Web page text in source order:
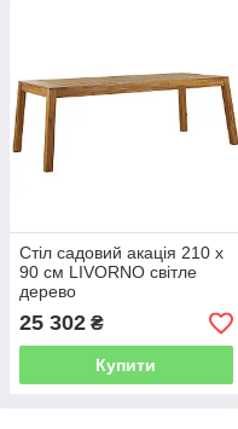
Стіл садовий акація 210 х
90 см LIVORNO світле
дерево
25 302 ₴
Купити